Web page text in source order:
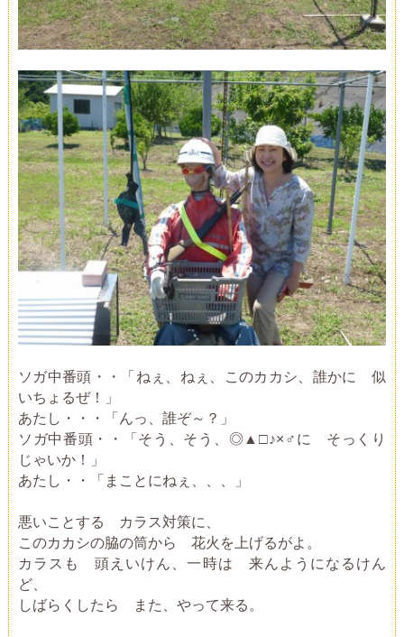
ソガ中番頭・・「ねぇ、ねぇ、このカカシ、誰かに 似
いちょるぜ！」
あたし・・・「んっ、誰ぞ～？」
ソガ中番頭・・「そう、そう、◎▲□♪×♂に そっくり
じゃいか！」
あたし・・「まことにねぇ、、、」
悪いことする カラス対策に、
このカカシの脇の筒から 花火を上げるがよ。
カラスも 頭えいけん、一時は 来んようになるけん
ど、
しばらくしたら また、やって来る。